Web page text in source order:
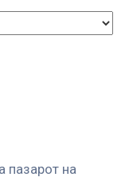
пазарот на